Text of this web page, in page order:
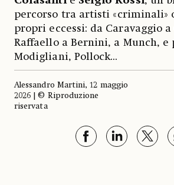
percorso tra artisti «criminali»
propri eccessi: da Caravaggio
Raffaello a Bernini, a Munch, e
Modigliani, Pollock...
Alessandro Martini, 12 maggio
2026 | © Riproduzione
riservata